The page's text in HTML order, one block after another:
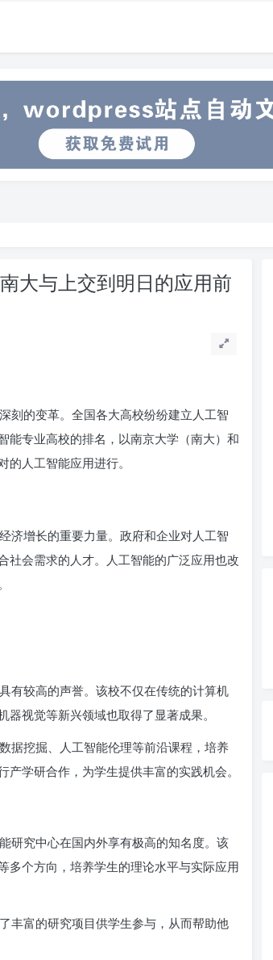
大与上交到明日的应用前
刻的变革。全国各大高校纷纷建立人工智
能专业高校的排名，以南京大学（南大）和
人工智能应用进行。
济增长的重要力量。政府和企业对人工智
社会需求的人才。人工智能的广泛应用也改
有较高的声誉。该校不仅在传统的计算机
视觉等新兴领域也取得了显著成果。
据挖掘、人工智能伦理等前沿课程，培养
学研合作，为学生提供丰富的实践机会。
研究中心在国内外享有极高的知名度。该
多个方向，培养学生的理论水平与实际应用
丰富的研究项目供学生参与，从而帮助他